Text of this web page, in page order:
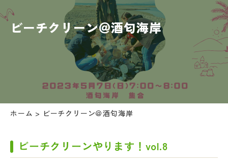
ビーチクリーン＠酒匂海岸
ホーム > ビーチクリーン＠酒匂海岸
ビーチクリーンやります！vol.8